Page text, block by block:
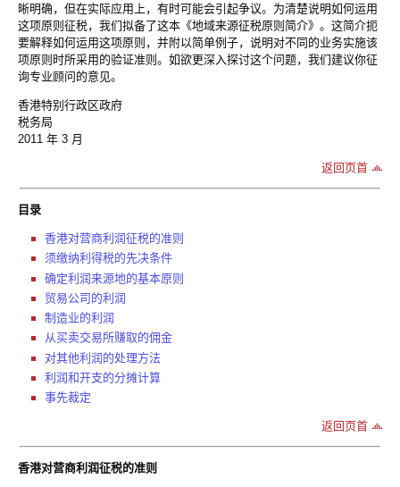
晰明确，但在实际应用上，有时可能会引起争议。为清楚说明如何运用
这项原则征税，我们拟备了这本《地域来源征税原则简介》。这简介扼
要解释如何运用这项原则，并附以简单例子，说明对不同的业务实施该
项原则时所采用的验证准则。如欲更深入探讨这个问题，我们建议你征
询专业顾问的意见。
香港特别行政区政府
税务局
2011 年 3 月
返回页首
目录
香港对营商利润征税的准则
须缴纳利得税的先决条件
确定利润来源地的基本原则
贸易公司的利润
制造业的利润
从买卖交易所赚取的佣金
对其他利润的处理方法
利润和开支的分摊计算
事先裁定
返回页首
香港对营商利润征税的准则